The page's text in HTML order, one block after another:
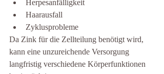
Herpesanfälligkeit
Haarausfall
Zyklusprobleme
Da Zink für die Zellteilung benötigt wird,
kann eine unzureichende Versorgung
langfristig verschiedene Körperfunktionen